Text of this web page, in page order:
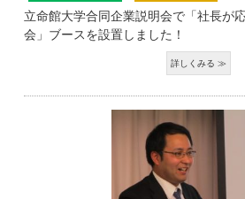
立命館大学合同企業説明会で「社長が
会」ブースを設置しました！